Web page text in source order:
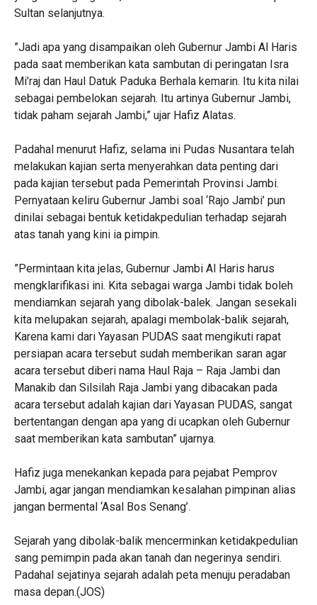
Sultan selanjutnya.
‎”Jadi apa yang disampaikan oleh Gubernur Jambi Al Haris
pada saat memberikan kata sambutan di peringatan ‎Isra
Mi’raj dan Haul Datuk Paduka Berhala kemarin. Itu kita nilai
sebagai pembelokan sejarah. Itu artinya Gubernur Jambi,
tidak paham sejarah Jambi,” ujar Hafiz Alatas.
‎Padahal menurut Hafiz, selama ini Pudas Nusantara telah
melakukan kajian serta menyerahkan data penting dari
pada kajian tersebut pada Pemerintah Provinsi Jambi.
Pernyataan keliru Gubernur Jambi soal ‘Rajo Jambi’ pun
dinilai sebagai bentuk ketidakpedulian terhadap sejarah
atas tanah yang kini ia pimpin.
‎”Permintaan kita jelas, Gubernur Jambi Al Haris harus
mengklarifikasi ini. Kita sebagai warga Jambi tidak boleh
mendiamkan sejarah yang dibolak-balek. Jangan sesekali
kita melupakan sejarah, apalagi membolak-balik sejarah,
Karena kami dari Yayasan PUDAS saat mengikuti rapat
persiapan acara tersebut sudah memberikan saran agar
acara tersebut diberi nama Haul Raja – Raja Jambi dan
Manakib dan Silsilah Raja Jambi yang dibacakan pada
acara tersebut adalah kajian dari Yayasan PUDAS, sangat
bertentangan dengan apa yang di ucapkan oleh Gubernur
saat memberikan kata sambutan” ujarnya.
‎Hafiz juga menekankan kepada para pejabat Pemprov
Jambi, agar jangan mendiamkan kesalahan pimpinan alias
jangan bermental ‘Asal Bos Senang’.
‎Sejarah yang dibolak-balik mencerminkan ketidakpedulian
sang pemimpin pada akan tanah dan negerinya sendiri.
Padahal sejatinya sejarah adalah peta menuju peradaban
masa depan.(JOS)